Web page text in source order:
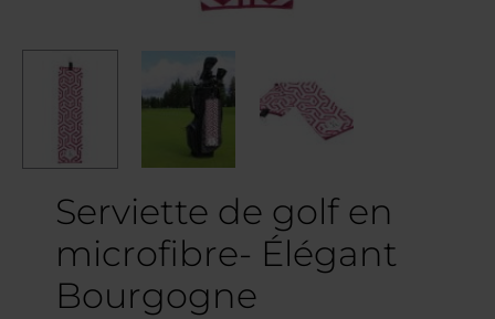
Serviette de golf en
microfibre- Élégant
Bourgogne